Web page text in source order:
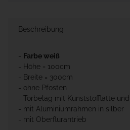
Beschreibung
- Farbe weiß
- Höhe = 100cm
- Breite = 300cm
- ohne Pfosten
- Torbelag mit Kunststofflatte
- mit Aluminiumrahmen in silber
- mit Oberflurantrieb